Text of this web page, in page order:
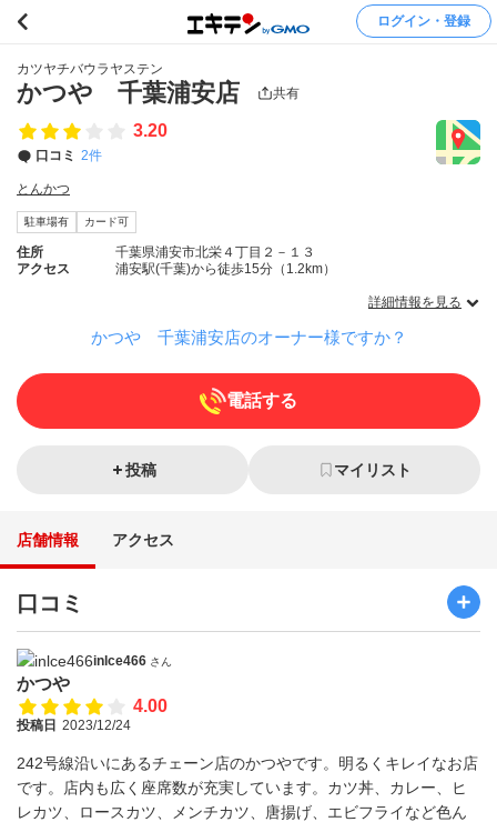
ログイン・登録
カツヤチバウラヤステン
かつや 千葉浦安店 共有
3.20
口コミ 2件
とんかつ
駐車場有 カード可
住所
千葉県浦安市北栄４丁目２－１３
アクセス
浦安駅(千葉)から徒歩15分（1.2km）
詳細情報を見る
かつや 千葉浦安店のオーナー様ですか？
電話する
投稿 マイリスト
店舗情報 アクセス
口コミ
inlce466 さん
かつや
4.00
投稿日 2023/12/24
242号線沿いにあるチェーン店のかつやです。明るくキレイなお店
です。店内も広く座席数が充実しています。カツ丼、カレー、ヒ
レカツ、ロースカツ、メンチカツ、唐揚げ、エビフライなど色ん